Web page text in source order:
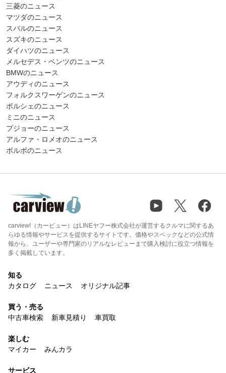
三菱のニュース
マツダのニュース
スバルのニュース
スズキのニュース
ダイハツのニュース
メルセデス・ベンツのニュース
BMWのニュース
アウディのニュース
フォルクスワーゲンのニュース
ポルシェのニュース
ミニのニュース
プジョーのニュース
アルファ・ロメオのニュース
ボルボのニュース
carview!（カービュー）はLINEヤフー株式会社が運営するクルマに関するあ
らゆる情報やサービスを提供するサイトです。価格やスペックなどの公式情
報から、ユーザーや専門家のリアルなレビューまで購入検討に役立つ情報を
多く掲載しています。
知る
カタログ
ニュース オリジナル記事
買う・売る
中古車検索
新車見積り 車買取
楽しむ
マイカー
みんカラ
サービス